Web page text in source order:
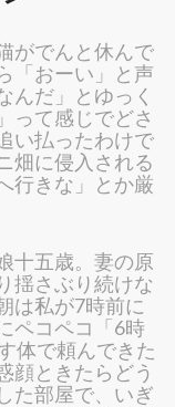
がでんと休んで
「おーい」と声
んだ」とゆっく
って感じでどさ
い払ったわけで
畑に侵入される
行きな」とか厳
十五歳。妻の原
揺さぶり続けな
は私が7時前に
ペコペコ「6時
体で頼んできた
顔ときたらどう
た部屋で、いぎ